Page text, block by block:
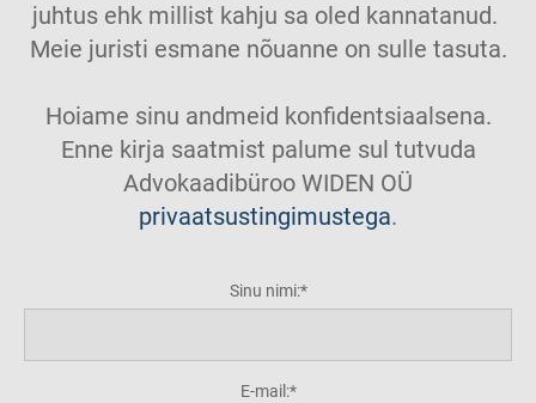
juhtus ehk millist kahju sa oled kannatanud.
Meie juristi esmane nõuanne on sulle tasuta.
Hoiame sinu andmeid konfidentsiaalsena.
Enne kirja saatmist palume sul tutvuda
Advokaadibüroo WIDEN OÜ
privaatsustingimustega.
Sinu nimi:
E-mail: